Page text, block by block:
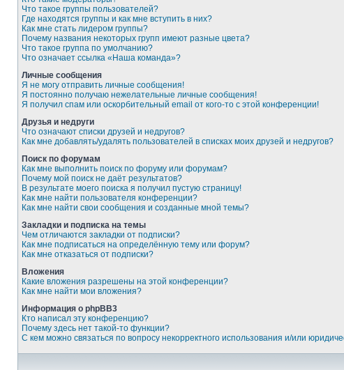
Что такое группы пользователей?
Где находятся группы и как мне вступить в них?
Как мне стать лидером группы?
Почему названия некоторых групп имеют разные цвета?
Что такое группа по умолчанию?
Что означает ссылка «Наша команда»?
Личные сообщения
Я не могу отправить личные сообщения!
Я постоянно получаю нежелательные личные сообщения!
Я получил спам или оскорбительный email от кого-то с этой конференции!
Друзья и недруги
Что означают списки друзей и недругов?
Как мне добавлять/удалять пользователей в списках моих друзей и недругов?
Поиск по форумам
Как мне выполнить поиск по форуму или форумам?
Почему мой поиск не даёт результатов?
В результате моего поиска я получил пустую страницу!
Как мне найти пользователя конференции?
Как мне найти свои сообщения и созданные мной темы?
Закладки и подписка на темы
Чем отличаются закладки от подписки?
Как мне подписаться на определённую тему или форум?
Как мне отказаться от подписки?
Вложения
Какие вложения разрешены на этой конференции?
Как мне найти мои вложения?
Информация о phpBB3
Кто написал эту конференцию?
Почему здесь нет такой-то функции?
С кем можно связаться по вопросу некорректного использования и/или